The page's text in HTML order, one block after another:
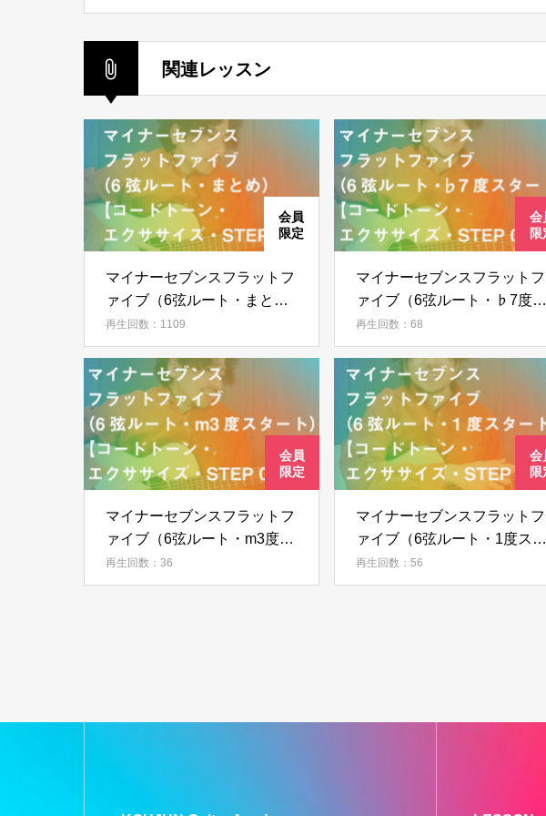
関連レッスン
マイナーセブンスフラットフ
ァイブ（6弦ルート・まと
め）【コードトーン・エクサ
サイズ・STEP 10】
再生回数：1109
マイナーセブンスフラットフ
ァイブ（6弦ルート・♭7度ス
タート）【コードトーン・エ
クササイズ・STEP 09】
再生回数：68
マイナーセブンスフラットフ
ァイブ（6弦ルート・m3度ス
タート）【コードトーン・エ
クササイズ・STEP 07】
再生回数：36
マイナーセブンスフラットフ
ァイブ（6弦ルート・1度スタ
ート）【コードトーン・エク
ササイズ・STEP 06】
再生回数：56